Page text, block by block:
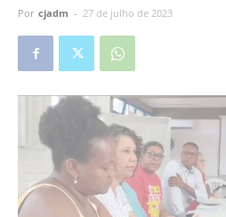
Por cjadm - 27 de julho de 2023